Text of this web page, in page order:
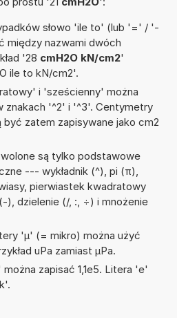
słowo 'ile to' (lub '=' / '-
między nazwami dwóch
'28 cmH2O kN/cm2'
ile to kN/cm2'.
i 'sześcienny' można
znakach '^2' i '^3'. Centymetry
zatem zapisywane jako cm2
są tylko podstawowe
--- wykładnik (^), pi (π),
pierwiastek kwadratowy
), dzielenie (/, :, ÷) i mnożenie
'µ' (= mikro) można użyć
uPa zamiast µPa.
można zapisać 1,1e5. Litera 'e'